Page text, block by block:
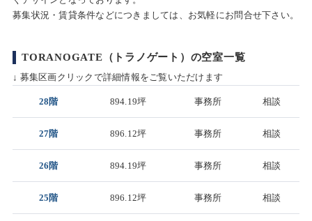
募集状況・賃貸条件などにつきましては、お気軽にお問合せ下さい。
TORANOGATE（トラノゲート）の空室一覧
↓ 募集区画クリックで詳細情報をご覧いただけます
28階 894.19坪 事務所 相談
27階 896.12坪 事務所 相談
26階 894.19坪 事務所 相談
25階 896.12坪 事務所 相談